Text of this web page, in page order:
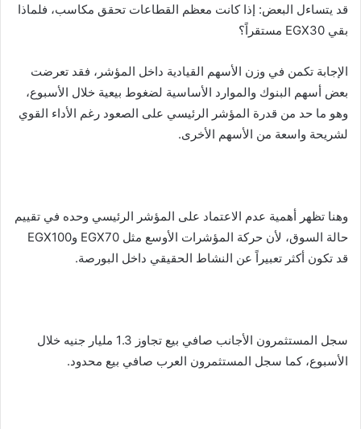
قد يتساءل البعض: إذا كانت معظم القطاعات تحقق مكاسب، فلماذا
بقي EGX30 مستقراً؟
الإجابة تكمن في وزن الأسهم القيادية داخل المؤشر، فقد تعرضت
بعض أسهم البنوك والموارد الأساسية لضغوط بيعية خلال الأسبوع،
وهو ما حد من قدرة المؤشر الرئيسي على الصعود رغم الأداء القوي
لشريحة واسعة من الأسهم الأخرى.
وهنا تظهر أهمية عدم الاعتماد على المؤشر الرئيسي وحده في تقييم
حالة السوق، لأن حركة المؤشرات الأوسع مثل EGX70 وEGX100
قد تكون أكثر تعبيراً عن النشاط الحقيقي داخل البورصة.
سجل المستثمرون الأجانب صافي بيع تجاوز 1.3 مليار جنيه خلال
الأسبوع، كما سجل المستثمرون العرب صافي بيع محدود.